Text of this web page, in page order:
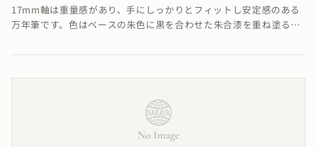
17mm軸は重量感があり、手にしっかりとフィットし安定感のある
万年筆です。色はベースの朱色に黒を合わせた朱合漆を重ね塗る事
仕上がりになっています。※シガーモデルのみご用意しています。